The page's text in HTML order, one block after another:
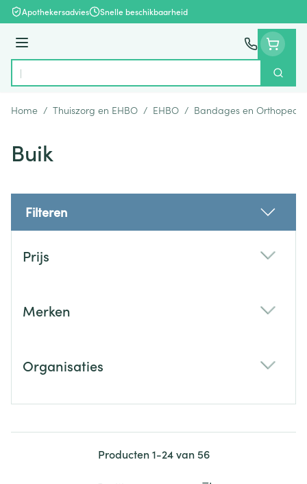
Ga naar de inhoud
Apothekersadvies Snelle beschikbaarheid
Menu
Product, merk, categorie...
Zoek
Home / Thuiszorg en EHBO / EHBO / Bandages en
Buik
Filteren
Prijs
Merken
Organisaties
Producten1-24van56